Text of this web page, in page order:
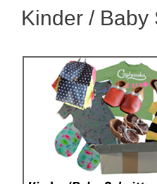
Kinder / Baby